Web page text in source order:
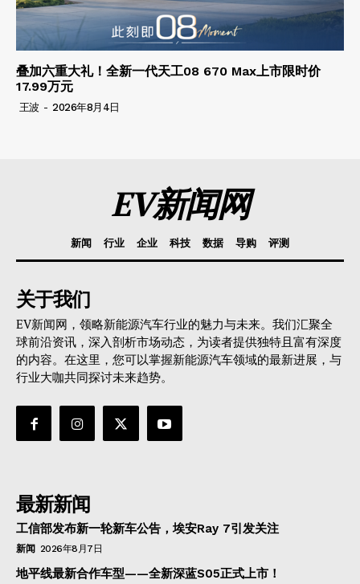
叠加六重大礼！全新一代天工08 670 Max上市限时价
17.99万元
王波 - 2026年8月4日
EV新闻网
新闻 行业 企业 科技 数据 导购 评测
关于我们
EV新闻网，领略新能源汽车行业的魅力与未来。我们汇聚全
球前沿资讯，深入剖析市场动态，为读者提供独特且富有深度
的内容。在这里，您可以掌握新能源汽车领域的最新进展，与
行业大咖共同探讨未来趋势。
最新新闻
工信部发布新一轮新车公告，埃安Ray 7引发关注
新闻 2026年8月7日
地平线最新合作车型——全新深蓝S05正式上市！